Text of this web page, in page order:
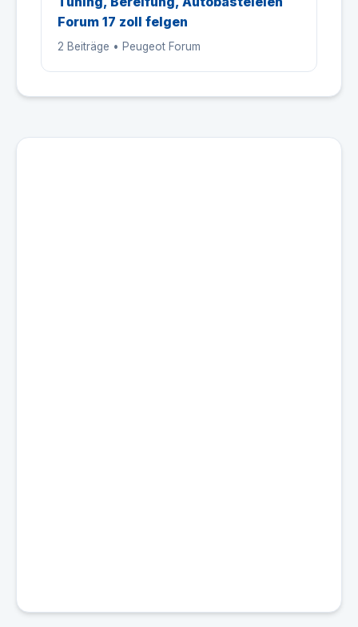
Forum 17 zoll felgen
2 Beiträge • Peugeot Forum